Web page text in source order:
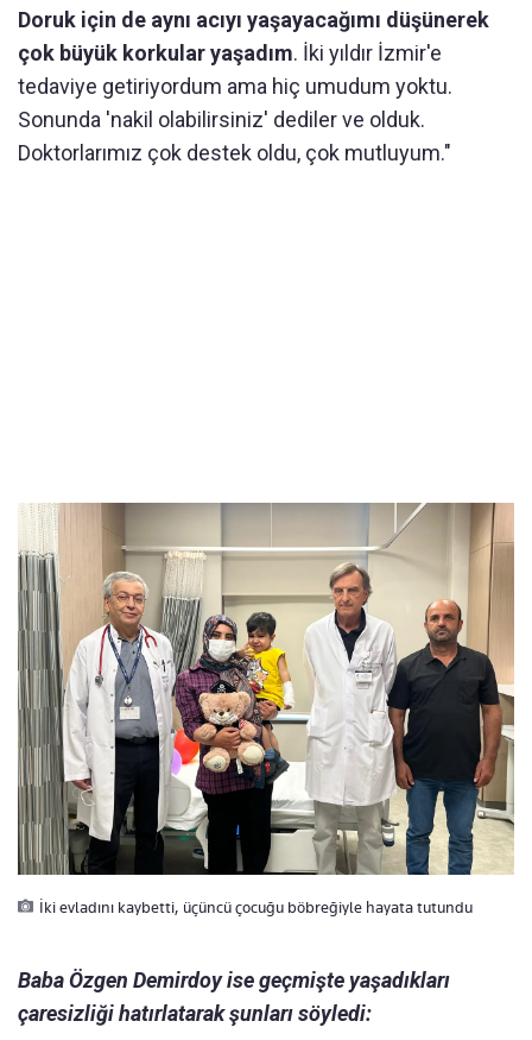
Doruk için de aynı acıyı yaşayacağımı düşünerek
çok büyük korkular yaşadım. İki yıldır İzmir'e
tedaviye getiriyordum ama hiç umudum yoktu.
Sonunda 'nakil olabilirsiniz' dediler ve olduk.
Doktorlarımız çok destek oldu, çok mutluyum."
İki evladını kaybetti, üçüncü çocuğu böbreğiyle hayata tutundu
Baba Özgen Demirdoy ise geçmişte yaşadıkları
çaresizliği hatırlatarak şunları söyledi: